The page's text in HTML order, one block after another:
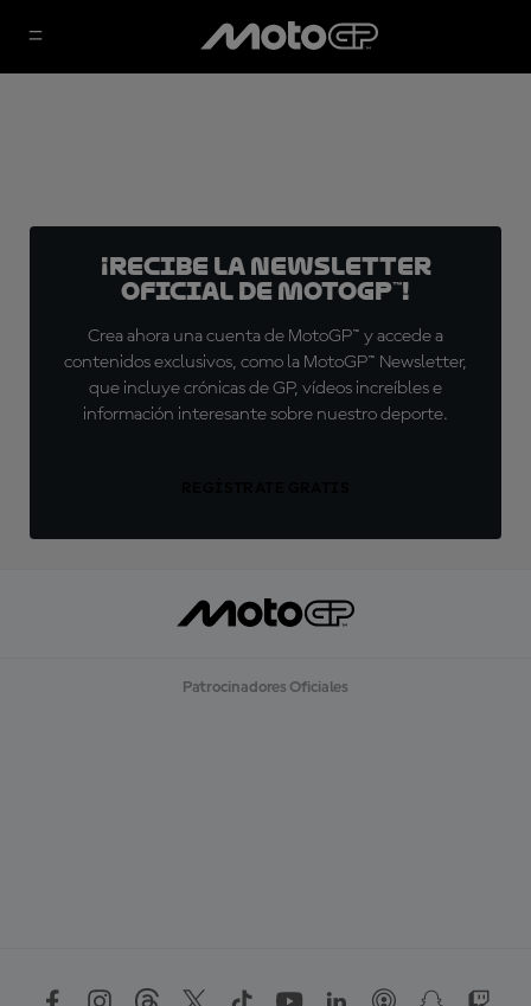
¡Recibe la Newsletter
oficial de MotoGP™!
Crea ahora una cuenta de MotoGP™ y accede a
contenidos exclusivos, como la MotoGP™ Newsletter,
que incluye crónicas de GP, vídeos increíbles e
información interesante sobre nuestro deporte.
Patrocinadores Oficiales